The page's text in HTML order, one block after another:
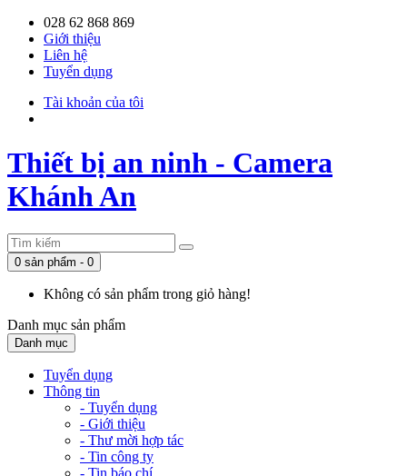
028 62 868 869
Giới thiệu
Liên hệ
Tuyển dụng
Tài khoản của tôi
Thiết bị an ninh - Camera
Khánh An
0 sản phẩm - 0
Không có sản phẩm trong giỏ hàng!
Danh mục sản phẩm
Danh mục
Tuyển dụng
Thông tin
- Tuyển dụng
- Giới thiệu
- Thư mời hợp tác
- Tin công ty
- Tin báo chí